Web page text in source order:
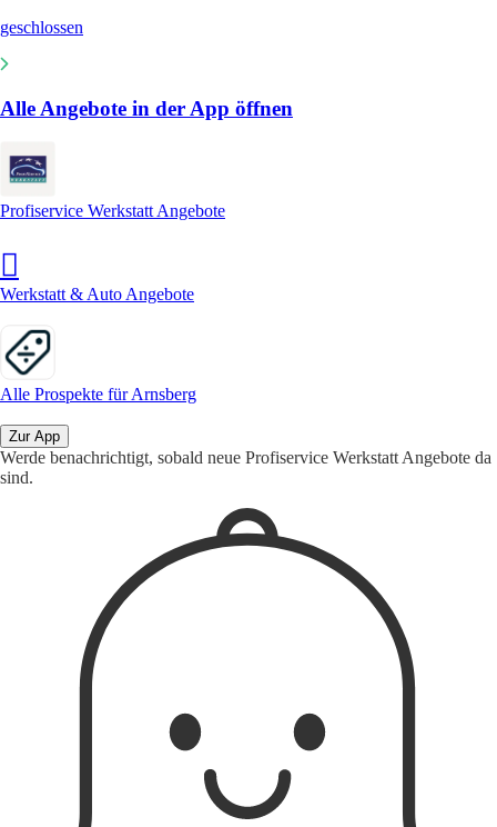
geschlossen
Alle Angebote in der App öffnen
Profiservice Werkstatt Angebote
Werkstatt & Auto Angebote
Alle Prospekte für Arnsberg
Zur App
Werde benachrichtigt, sobald neue Profiservice Werkstatt Angebote da
sind.